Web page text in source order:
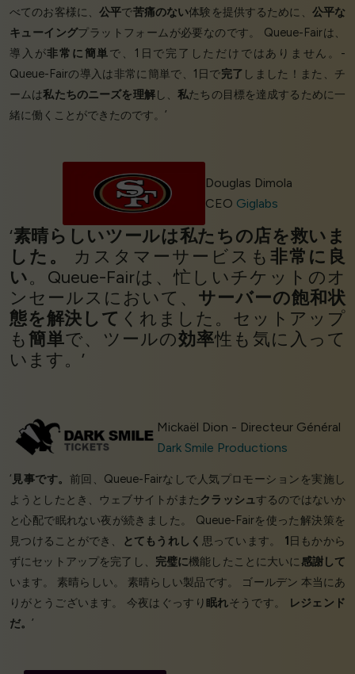
べてのお客様に、公平で苦痛のない体験を提供するために、 公平な
キューイングプラットフォームが必要なのです。 Queue-Fairは、
導入が非常に簡単で、1日で完了しただけではありません。-
Queue-Fairの導入は非常に簡単で、1日で完了 しました！また、チ
ームは私たちのニーズを理解し、私たちの目標を達成するために一
緒に働くことができたのです。’
Douglas Dimola
CEO Giglabs
‘素晴らしいツールは私たちの店を救いま
した。
カスタマーサービスも 非常に良
い。Queue-Fairは、忙しいチケットのオ
ンセールスにおいて、 サーバーの飽和状
態を解決して くれました。セットアップ
も簡単で、ツールの効率性も気に入って
います。’
Mickaël Dion - Directeur Général
Dark Smile Productions
‘ 見事です。 前回、Queue-Fairなしで人気プロモーションを実施し
ようとしたとき、ウェブサイトがまた クラッシュするのではないか
と心配で眠れない夜が続きました。 Queue-Fairを使った解決策を
見つけることができ、
とてもうれしく 思っています。 1日もかから
ずにセットアップを完了し、 完璧に機能したことに大いに感謝して
います。 素晴らしい。 素晴らしい製品です。 ゴールデン 本当にあ
りがとうございます。 今夜はぐっすり眠れそうです。
レジェンド
だ。 ’